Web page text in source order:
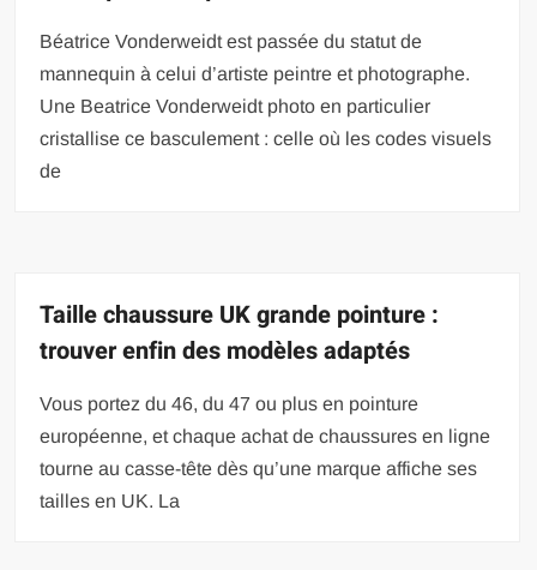
Béatrice Vonderweidt est passée du statut de
mannequin à celui d’artiste peintre et photographe.
Une Beatrice Vonderweidt photo en particulier
cristallise ce basculement : celle où les codes visuels
de
Taille chaussure UK grande pointure :
trouver enfin des modèles adaptés
Vous portez du 46, du 47 ou plus en pointure
européenne, et chaque achat de chaussures en ligne
tourne au casse-tête dès qu’une marque affiche ses
tailles en UK. La